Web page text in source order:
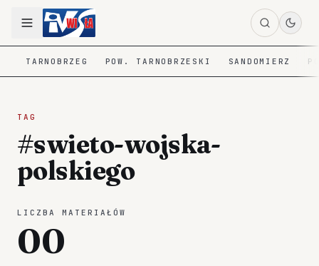
TARNOBRZEG POW. TARNOBRZESKI SANDOMIERZ
TAG
#swieto-wojska-
polskiego
LICZBA MATERIAŁÓW
00